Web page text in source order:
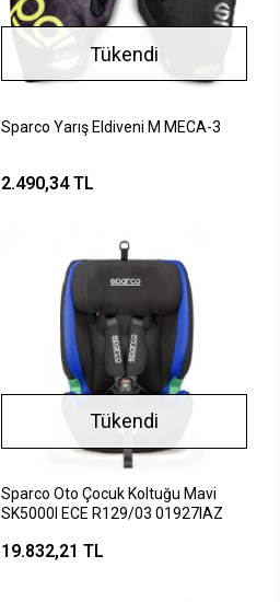
Tükendi
Sparco Yarış Eldiveni M MECA-3
2.490,34 TL
Tükendi
Sparco Oto Çocuk Koltuğu Mavi
SK5000I ECE R129/03 01927IAZ
19.832,21 TL